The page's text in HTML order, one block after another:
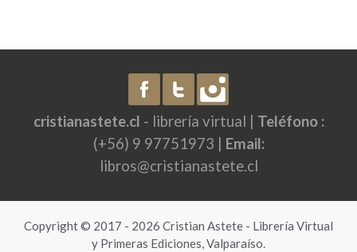
cristianastete.cl - librería virtual | Teléfono :
(+56) 9 97751973 | Email:
libros@cristianastete.cl
Copyright © 2017 - 2026 Cristian Astete - Librería Virtual
y Primeras Ediciones, Valparaíso.